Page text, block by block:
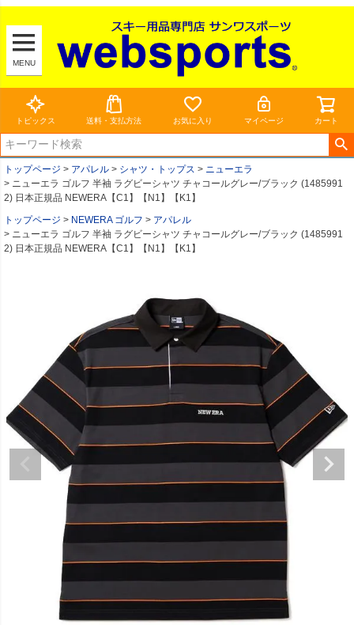
MENU
トピックス 送料・支払方法 お気に入り マイページ カート
トップページ アパレル シャツ・トップス
ニューエラ
ニューエラ ゴルフ 半袖 ラグビーシャツ チャコールグレー/ブラック (1485991
2) 日本正規品 NEWERA【C1】【N1】【K1】
トップページ
NEWERA ゴルフ
アパレル
ニューエラ ゴルフ 半袖 ラグビーシャツ チャコールグレー/ブラック (1485991
2) 日本正規品 NEWERA【C1】【N1】【K1】